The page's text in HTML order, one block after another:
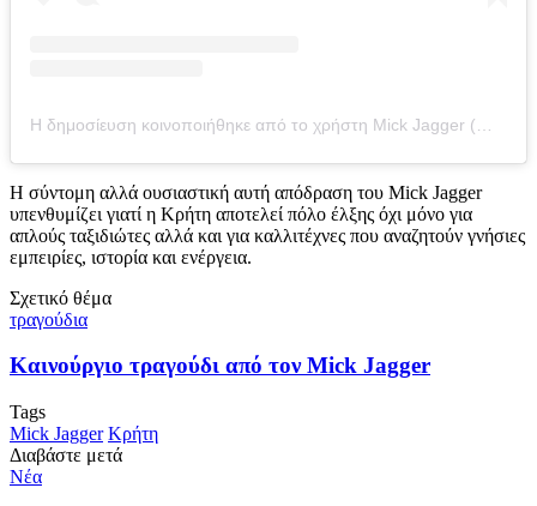
Η σύντομη αλλά ουσιαστική αυτή απόδραση του Mick Jagger
υπενθυμίζει γιατί η Κρήτη αποτελεί πόλο έλξης όχι μόνο για
απλούς ταξιδιώτες αλλά και για καλλιτέχνες που αναζητούν γνήσιες
εμπειρίες, ιστορία και ενέργεια.
Σχετικό θέμα
τραγούδια
Καινούργιο τραγούδι από τον Mick Jagger
Tags
Mick Jagger Κρήτη
Διαβάστε μετά
Νέα